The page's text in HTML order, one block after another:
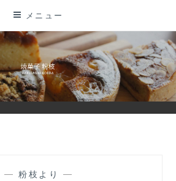
メニュー
— 粉枝より —